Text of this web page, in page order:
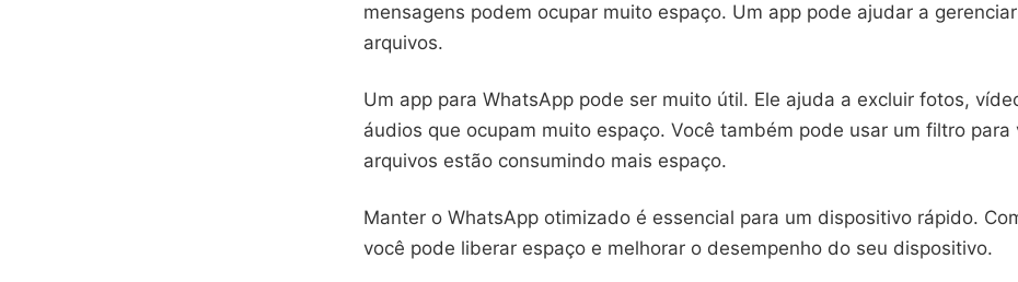
mensagens podem ocupar muito espaço. Um app pode ajudar a
arquivos.
Um app para WhatsApp pode ser muito útil. Ele ajuda a excluir fotos,
áudios que ocupam muito espaço. Você também pode usar um filtro para
arquivos estão consumindo mais espaço.
Manter o WhatsApp otimizado é essencial para um dispositivo rápido.
você pode liberar espaço e melhorar o desempenho do seu dispositivo.